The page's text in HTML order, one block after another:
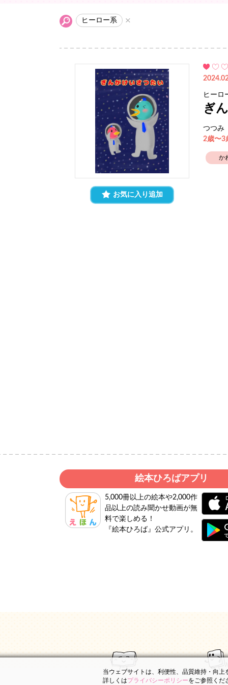
ヒーロー系
お気に入り追加
ヒーロ
ぎ
つつ
2歳〜3
か
絵本ひろばアプリ
5,000冊以上の絵本や2,000作
品以上の読み聞かせ動画が無
料で楽しめる！
『絵本ひろば』公式アプリ。
当ウェブサイトは、利便性、品質維持・向
詳しくはプライバシーポリシーをご参照くだ